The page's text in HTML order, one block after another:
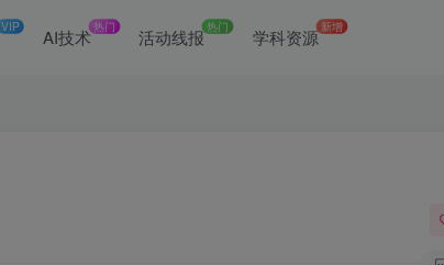
VIP AI技术热门 活动线报热门 学科资源 新增